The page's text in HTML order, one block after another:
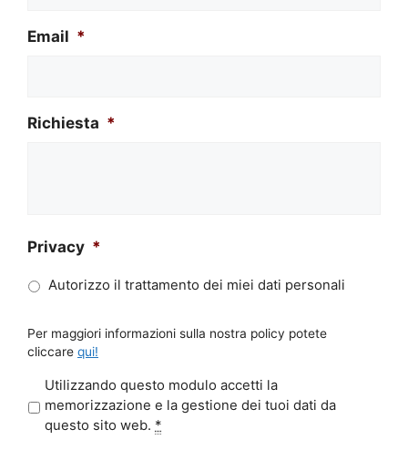
Email *
Richiesta *
Privacy *
Autorizzo il trattamento dei miei dati personali
Per maggiori informazioni sulla nostra policy potete
cliccare qui!
r
Utilizzando questo modulo accetti la
memorizzazione e la gestione dei tuoi dati da
questo sito web. *